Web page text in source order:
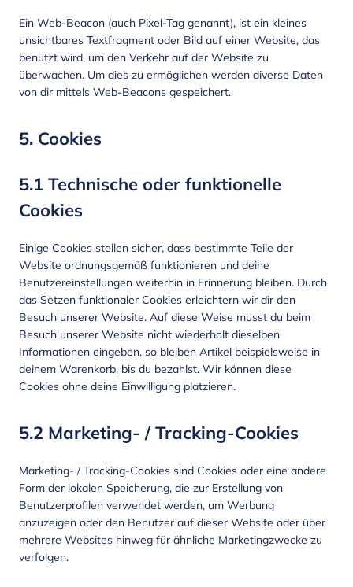
Ein Web-Beacon (auch Pixel-Tag genannt), ist ein kleines
unsichtbares Textfragment oder Bild auf einer Website, das
benutzt wird, um den Verkehr auf der Website zu
überwachen. Um dies zu ermöglichen werden diverse Daten
von dir mittels Web-Beacons gespeichert.
5. Cookies
5.1 Technische oder funktionelle
Cookies
Einige Cookies stellen sicher, dass bestimmte Teile der
Website ordnungsgemäß funktionieren und deine
Benutzereinstellungen weiterhin in Erinnerung bleiben. Durch
das Setzen funktionaler Cookies erleichtern wir dir den
Besuch unserer Website. Auf diese Weise musst du beim
Besuch unserer Website nicht wiederholt dieselben
Informationen eingeben, so bleiben Artikel beispielsweise in
deinem Warenkorb, bis du bezahlst. Wir können diese
Cookies ohne deine Einwilligung platzieren.
5.2 Marketing- / Tracking-Cookies
Marketing- / Tracking-Cookies sind Cookies oder eine andere
Form der lokalen Speicherung, die zur Erstellung von
Benutzerprofilen verwendet werden, um Werbung
anzuzeigen oder den Benutzer auf dieser Website oder über
mehrere Websites hinweg für ähnliche Marketingzwecke zu
verfolgen.